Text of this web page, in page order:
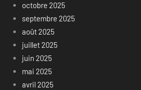
octobre 2025
septembre 2025
août 2025
juillet 2025
juin 2025
mai 2025
avril 2025